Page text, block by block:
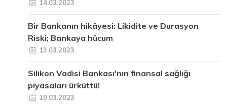
14.03.2023
Bir Bankanın hikâyesi: Likidite ve Durasyon
Riski; Bankaya hücum
13.03.2023
Silikon Vadisi Bankası'nın finansal sağlığı
piyasaları ürküttü!
10.03.2023